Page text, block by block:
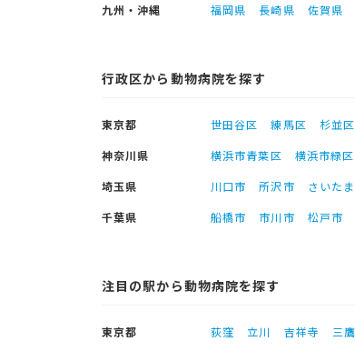
九州・沖縄
福岡県 長崎県 佐賀県
行政区から動物病院を探す
東京都 世田谷区 練馬区 杉並区
神奈川県
横浜市青葉区 横浜市緑区
埼玉県
川口市 所沢市 さいた
千葉県
船橋市 市川市 松戸市
注目の駅から動物病院を探す
東京都 荻窪 立川 吉祥寺 三鷹